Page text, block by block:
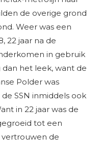
de overige grond
Weer was een
22 jaar na de
in gebruik
het leek, want de
Polder was
SSN inmiddels ook
in 22 jaar was de
tot een
vertrouwen de